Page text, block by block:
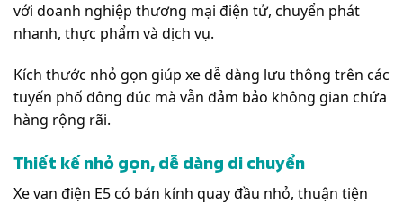
với doanh nghiệp thương mại điện tử, chuyển phát
nhanh, thực phẩm và dịch vụ.
Kích thước nhỏ gọn giúp xe dễ dàng lưu thông trên các
tuyến phố đông đúc mà vẫn đảm bảo không gian chứa
hàng rộng rãi.
Thiết kế nhỏ gọn, dễ dàng di chuyển
Xe van điện E5 có bán kính quay đầu nhỏ, thuận tiện